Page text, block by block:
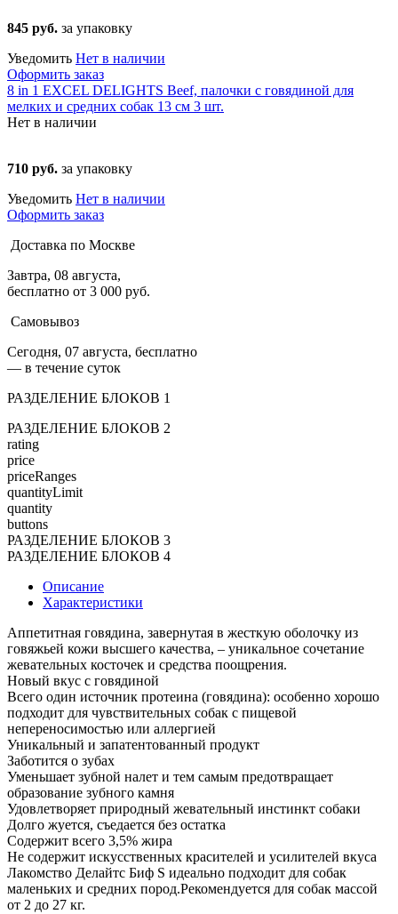
845 руб. за упаковку
Уведомить Нет в наличии
Оформить заказ
8 in 1 EXCEL DELIGHTS Beef, палочки с говядиной для
мелких и средних собак 13 см 3 шт.
Нет в наличии
710 руб. за упаковку
Уведомить Нет в наличии
Оформить заказ
Доставка по Москве
Завтра, 08 августа,
бесплатно от 3 000 руб.
Самовывоз
Сегодня, 07 августа, бесплатно
— в течение суток
РАЗДЕЛЕНИЕ БЛОКОВ 1
РАЗДЕЛЕНИЕ БЛОКОВ 2
rating
price
priceRanges
quantityLimit
quantity
buttons
РАЗДЕЛЕНИЕ БЛОКОВ 3
РАЗДЕЛЕНИЕ БЛОКОВ 4
Описание
Характеристики
Аппетитная говядина, завернутая в жесткую оболочку из
говяжьей кожи высшего качества, – уникальное сочетание
жевательных косточек и средства поощрения.
Новый вкус с говядиной
Всего один источник протеина (говядина): особенно хорошо
подходит для чувствительных собак с пищевой
непереносимостью или аллергией
Уникальный и запатентованный продукт
Заботится о зубах
Уменьшает зубной налет и тем самым предотвращает
образование зубного камня
Удовлетворяет природный жевательный инстинкт собаки
Долго жуется, съедается без остатка
Содержит всего 3,5% жира
Не содержит искусственных красителей и усилителей вкуса
Лакомство Делайтс Биф S идеально подходит для собак
маленьких и средних пород.Рекомендуется для собак массой
от 2 до 27 кг.